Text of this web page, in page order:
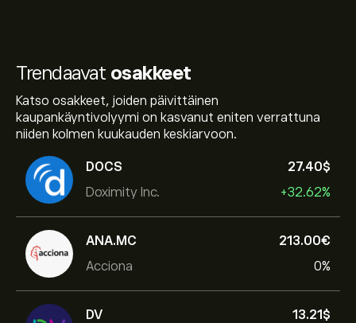
Trendaavat osakkeet
Katso osakkeet, joiden päivittäinen
kaupankäyntivolyymi on kasvanut eniten verrattuna
niiden kolmen kuukauden keskiarvoon.
DOCS
Doximity Inc.
27.40‎$‎
+32.62%
ANA.MC
Acciona
213.00‎€‎
0%
DV
13.21‎$‎